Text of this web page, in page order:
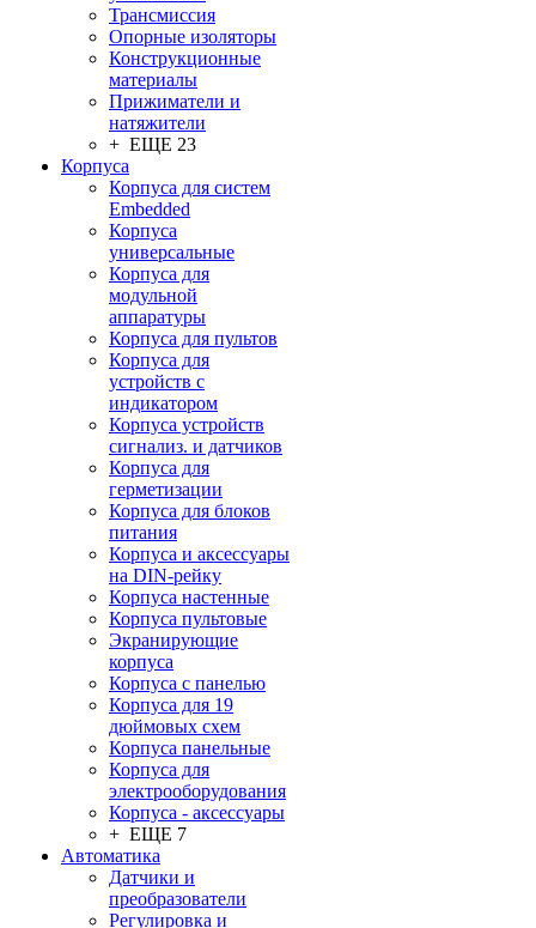
Трансмиссия
Опорные изоляторы
Конструкционные
материалы
Прижиматели и
натяжители
+ ЕЩЕ 23
Корпуса
Корпуса для систем
Embedded
Корпуса
универсальные
Корпуса для
модульной
аппаратуры
Корпуса для пультов
Корпуса для
устройств с
индикатором
Корпуса устройств
сигнализ. и датчиков
Корпуса для
герметизации
Корпуса для блоков
питания
Корпуса и аксессуары
на DIN-рейку
Корпуса настенные
Корпуса пультовые
Экранирующие
корпуса
Корпуса с панелью
Корпуса для 19
дюймовых схем
Корпуса панельные
Корпуса для
электрооборудования
Корпуса - аксессуары
+ ЕЩЕ 7
Автоматика
Датчики и
преобразователи
Регулировка и